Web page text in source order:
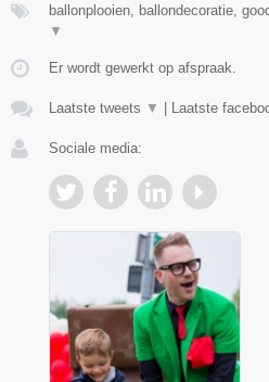
ballonplooien, ballondecoratie,
▼
Er wordt gewerkt op afspraak.
Laatste tweets ▼ Laatste
Sociale media: